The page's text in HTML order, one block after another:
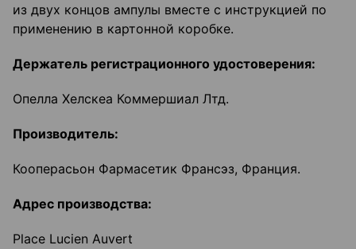
из двух концов ампулы вместе с инструкцией по
применению в картонной коробке.
Держатель регистрационного удостоверения:
Опелла Хелскеа Коммершиал Лтд.
Производитель:
Кооперасьон Фармасетик Франсэз, Франция.
Адрес производства:
Place Lucien Auvert